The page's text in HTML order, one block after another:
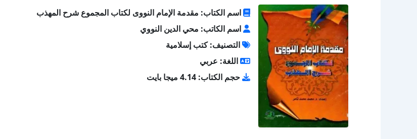
اسم الكتاب: مقدمة الإمام النووى لكتاب المجموع شرح المهذب
اسم الكاتب: محي الدين النووي
التصنيف: كتب إسلامية
اللغة: عربي
حجم الكتاب: 4.14 ميجا بايت